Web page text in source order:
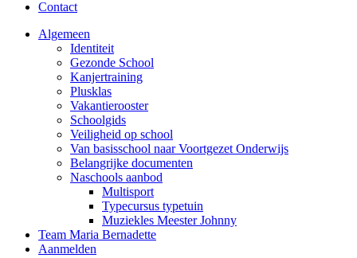
Contact
Algemeen
Identiteit
Gezonde School
Kanjertraining
Plusklas
Vakantierooster
Schoolgids
Veiligheid op school
Van basisschool naar Voortgezet Onderwijs
Belangrijke documenten
Naschools aanbod
Multisport
Typecursus typetuin
Muziekles Meester Johnny
Team Maria Bernadette
Aanmelden